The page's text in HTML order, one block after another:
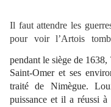
Il faut attendre les
pour voir l’Artois
pendant le siège de
Saint-Omer et ses
traité de Nimègue.
puissance et il a réussi